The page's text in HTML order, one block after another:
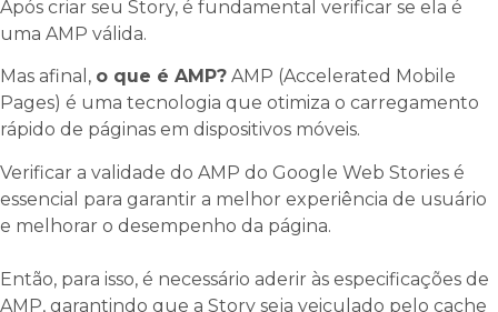
Após criar seu Story, é fundamental verificar se ela é
uma AMP válida.
Mas afinal, o que é AMP? AMP (Accelerated Mobile
Pages) é uma tecnologia que otimiza o carregamento
rápido de páginas em dispositivos móveis.
Verificar a validade do AMP do Google Web Stories é
essencial para garantir a melhor experiência de usuário
e melhorar o desempenho da página.
Então, para isso, é necessário aderir às especificações de
AMP, garantindo que a Story seja veiculado pelo cache